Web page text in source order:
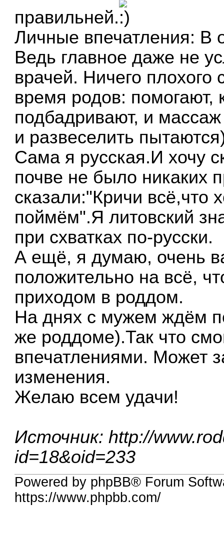
правильней.
Личные впечатления: В
Ведь главное даже не
врачей. Ничего плохого
время родов: помогают,
подбадривают, и
и развеселить
Сама я русская.И хочу
почве не было никаких
сказали:"Кричи
поймём".Я литовский
при схватках по-русски.
А ещё, я думаю, очень
положительно на всё,
приходом в роддом.
На днях с мужем ждём
же роддоме).Так что
впечатлениями. Может
изменения.
Желаю всем удачи!
Источник:http://
id=18&oid=233
Powered by phpBB® Forum
https://www.phpbb.com/